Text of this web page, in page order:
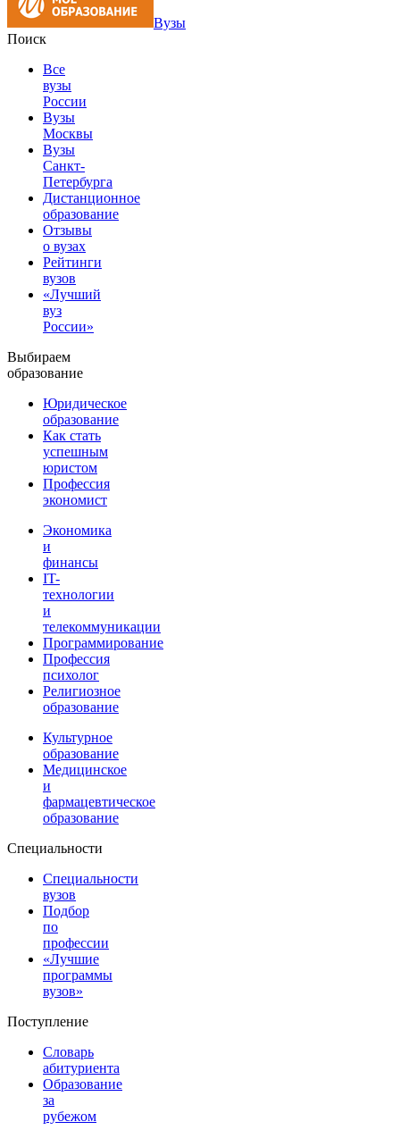
Вузы
Поиск
Все
вузы
России
Вузы
Москвы
Вузы
Санкт-
Петербурга
Дистанционное
образование
Отзывы
о вузах
Рейтинги
вузов
«Лучший
вуз
России»
Выбираем
образование
Юридическое
образование
Как стать
успешным
юристом
Профессия
экономист
Экономика
и
финансы
IT-
технологии
и
телекоммуникации
Программирование
Профессия
психолог
Религиозное
образование
Культурное
образование
Медицинское
и
фармацевтическое
образование
Специальности
Специальности
вузов
Подбор
по
профессии
«Лучшие
программы
вузов»
Поступление
Словарь
абитуриента
Образование
за
рубежом